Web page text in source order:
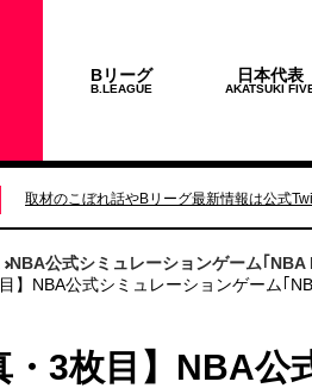
Bリーグ
B.LEAGUE
日本代表
AKATSUKI
取材のこぼれ話やBリーグ最新情報は公式
NBA公式シミュレーションゲーム｢
目】NBA公式シミュレーションゲーム｢
・3枚目】NBA